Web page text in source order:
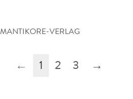
MANTIKORE-VERLAG
← 1 2 3 →